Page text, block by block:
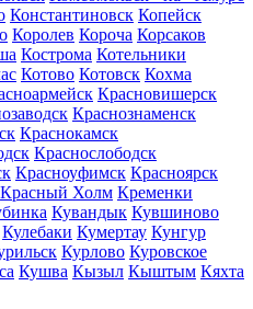
Константиновск Копейск
Королев Короча Корсаков
Кострома Котельники
Котово Котовск Кохма
Красновишерск
Краснознаменск
Краснокамск
Краснослободск
Красноуфимск Красноярск
Красный Холм Кременки
Кувандык Кувшиново
Кулебаки Кумертау Кунгур
Курлово Куровское
Кушва Кызыл Кыштым Кяхта